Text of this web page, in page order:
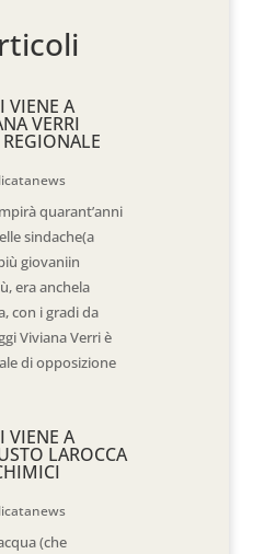
VIENE A
VERRI
quarant’anni
sindache(a
giovaniin
era anchela
con i gradi da
Viviana Verri è
di opposizione
VIENE A
LAROCCA
(che